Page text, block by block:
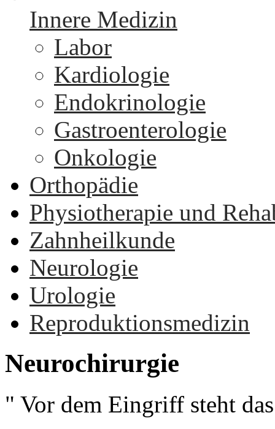
Innere Medizin
Labor
Kardiologie
Endokrinologie
Gastroenterologie
Onkologie
Orthopädie
Physiotherapie und
Zahnheilkunde
Neurologie
Urologie
Reproduktionsmedizin
Neurochirurgie
" Vor dem Eingriff steht